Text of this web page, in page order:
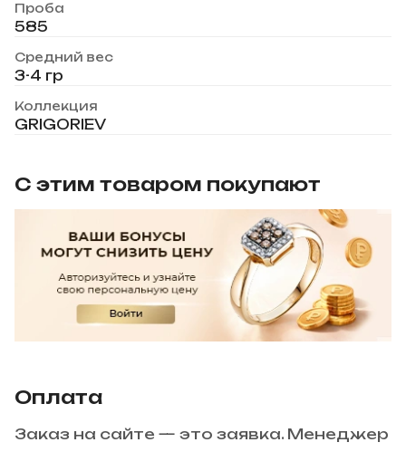
Проба
585
Средний вес
3-4 гр
Коллекция
GRIGORIEV
С этим товаром покупают
Оплата
Заказ на сайте — это заявка. Менеджер